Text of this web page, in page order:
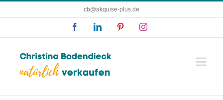
cb@akquise-plus.de
FacebookLinkedIn PinterestInstagram